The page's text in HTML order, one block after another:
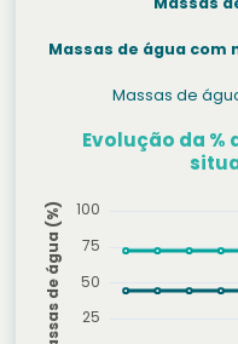
Massas de água com
Massas de
Evolução da %